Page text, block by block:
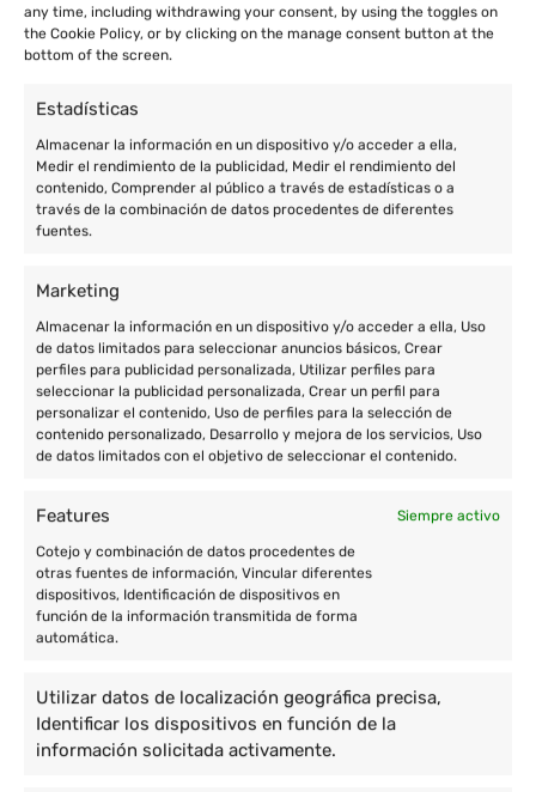
any time, including withdrawing your consent, by using the toggles on
the Cookie Policy, or by clicking on the manage consent button at the
bottom of the screen.
Estadísticas
Almacenar la información en un dispositivo y/o acceder a ella,
Medir el rendimiento de la publicidad, Medir el rendimiento del
contenido, Comprender al público a través de estadísticas o a
través de la combinación de datos procedentes de diferentes
fuentes.
Marketing
Almacenar la información en un dispositivo y/o acceder a ella, Uso
de datos limitados para seleccionar anuncios básicos, Crear
perfiles para publicidad personalizada, Utilizar perfiles para
seleccionar la publicidad personalizada, Crear un perfil para
personalizar el contenido, Uso de perfiles para la selección de
contenido personalizado, Desarrollo y mejora de los servicios, Uso
de datos limitados con el objetivo de seleccionar el contenido.
Features Siempre activo
Cotejo y combinación de datos procedentes de
otras fuentes de información, Vincular diferentes
dispositivos, Identificación de dispositivos en
función de la información transmitida de forma
automática.
Utilizar datos de localización geográfica precisa,
Identificar los dispositivos en función de la
información solicitada activamente.
Enric Prat de la Riba, 77 de Granollers (Barcelona)
+34 933 801 674
+34 677 004 657
contacto@cooperatour.org
Destinos
Voluntariado en África
Voluntario en América
Proyectos